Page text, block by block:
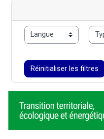
langue typo
Réinitialiser les filtres